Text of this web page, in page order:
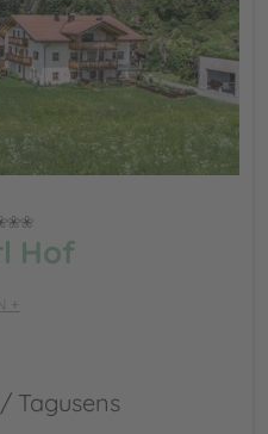
Hof
+
/ Tagusens